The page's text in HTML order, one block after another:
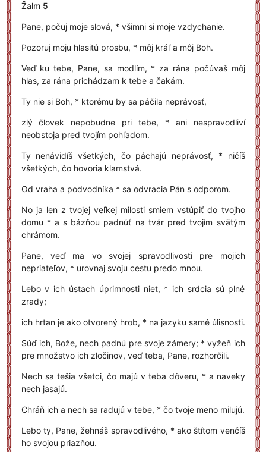
Žalm 5
Pane, počuj moje slová, * všimni si moje vzdychanie.
Pozoruj moju hlasitú prosbu, * môj kráľ a môj Boh.
Veď ku tebe, Pane, sa modlím, * za rána počúvaš môj
hlas, za rána prichádzam k tebe a čakám.
Ty nie si Boh, * ktorému by sa páčila neprávosť,
zlý človek nepobudne pri tebe, * ani nespravodliví
neobstoja pred tvojím pohľadom.
Ty nenávidíš všetkých, čo páchajú neprávosť, * ničíš
všetkých, čo hovoria klamstvá.
Od vraha a podvodníka * sa odvracia Pán s odporom.
No ja len z tvojej veľkej milosti smiem vstúpiť do tvojho
domu * a s bázňou padnúť na tvár pred tvojím svätým
chrámom.
Pane, veď ma vo svojej spravodlivosti pre mojich
nepriateľov, * urovnaj svoju cestu predo mnou.
Lebo v ich ústach úprimnosti niet, * ich srdcia sú plné
zrady;
ich hrtan je ako otvorený hrob, * na jazyku samé úlisnosti.
Súď ich, Bože, nech padnú pre svoje zámery; * vyžeň ich
pre množstvo ich zločinov, veď teba, Pane, rozhorčili.
Nech sa tešia všetci, čo majú v teba dôveru, * a naveky
nech jasajú.
Chráň ich a nech sa radujú v tebe, * čo tvoje meno milujú.
Lebo ty, Pane, žehnáš spravodlivého, * ako štítom venčíš
ho svojou priazňou.